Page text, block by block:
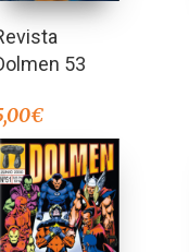
53
€